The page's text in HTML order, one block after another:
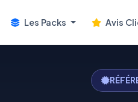
Les Packs Avis